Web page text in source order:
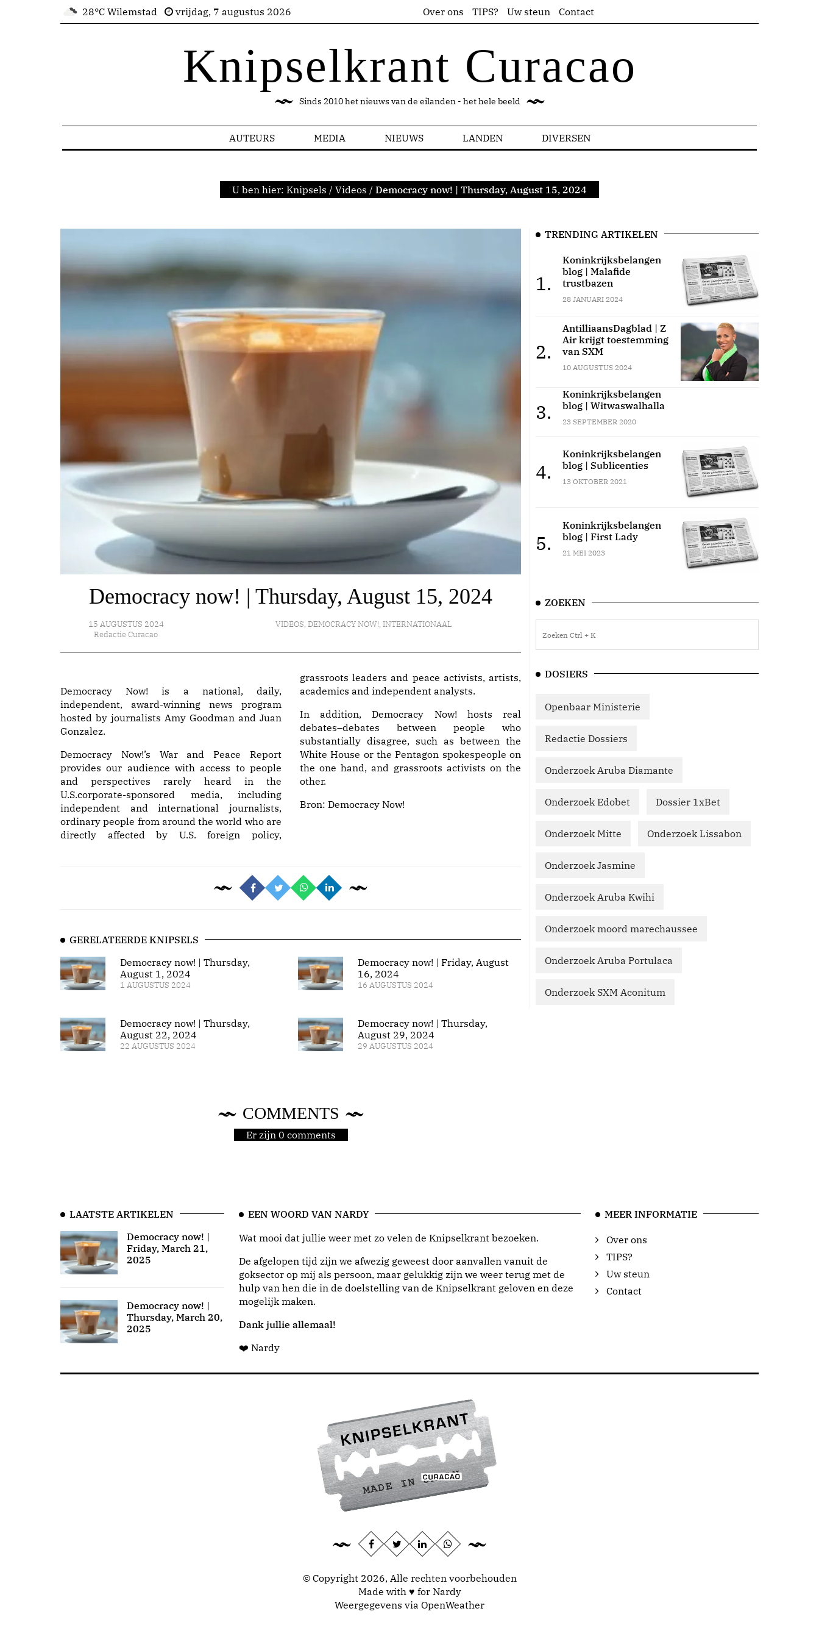
28°C Wilemstad vrijdag, 7 augustus 2026 Over ons TIPS? Uw steun Contact
Knipselkrant Curacao
Sinds 2010 het nieuws van de eilanden - het hele beeld
AUTEURS MEDIA NIEUWS LANDEN DIVERSEN
U ben hier: Knipsels / Videos / Democracy now! | Thursday, August 15, 2024
Democracy now! | Thursday, August 15, 2024
15 AUGUSTUS 2024
Redactie Curacao
VIDEOS, DEMOCRACY NOW!, INTERNATIONAAL
Democracy Now! is a national, daily,
independent, award-winning news program
hosted by journalists Amy Goodman and Juan
Gonzalez.
Democracy Now!’s War and Peace Report
provides our audience with access to people
and perspectives rarely heard in the
U.S.corporate-sponsored media, including
independent and international journalists,
ordinary people from around the world who are
directly affected by U.S. foreign policy,
grassroots leaders and peace activists, artists,
academics and independent analysts.
In addition, Democracy Now! hosts real
debates–debates between people who
substantially disagree, such as between the
White House or the Pentagon spokespeople on
the one hand, and grassroots activists on the
other.
Bron: Democracy Now!
GERELATEERDE KNIPSELS
Democracy now! | Thursday,
August 1, 2024
1 AUGUSTUS 2024
Democracy now! | Thursday,
August 22, 2024
22 AUGUSTUS 2024
Democracy now! | Friday, August
16, 2024
16 AUGUSTUS 2024
Democracy now! | Thursday,
August 29, 2024
29 AUGUSTUS 2024
COMMENTS
Er zijn 0 comments
TRENDING ARTIKELEN
1.
Koninkrijksbelangen
blog | Malafide
trustbazen
28 JANUARI 2024
2.
AntilliaansDagblad | Z
Air krijgt toestemming
van SXM
10 AUGUSTUS 2024
3.
Koninkrijksbelangen
blog | Witwaswalhalla
23 SEPTEMBER 2020
4.
Koninkrijksbelangen
blog | Sublicenties
13 OKTOBER 2021
5.
Koninkrijksbelangen
blog | First Lady
21 MEI 2023
ZOEKEN
DOSIERS
Openbaar Ministerie
Redactie Dossiers
Onderzoek Aruba Diamante
Onderzoek Edobet Dossier 1xBet
Onderzoek Mitte Onderzoek Lissabon
Onderzoek Jasmine
Onderzoek Aruba Kwihi
Onderzoek moord marechaussee
Onderzoek Aruba Portulaca
Onderzoek SXM Aconitum
LAATSTE ARTIKELEN
Democracy now! |
Friday, March 21,
2025
Democracy now! |
Thursday, March 20,
2025
EEN WOORD VAN NARDY
Wat mooi dat jullie weer met zo velen de Knipselkrant bezoeken.
De afgelopen tijd zijn we afwezig geweest door aanvallen vanuit de
goksector op mij als persoon, maar gelukkig zijn we weer terug met de
hulp van hen die in de doelstelling van de Knipselkrant geloven en deze
mogelijk maken.
Dank jullie allemaal!
❤️ Nardy
MEER INFORMATIE
Over ons
TIPS?
Uw steun
Contact
© Copyright 2026, Alle rechten voorbehouden
Made with ♥ for Nardy
Weergegevens via OpenWeather